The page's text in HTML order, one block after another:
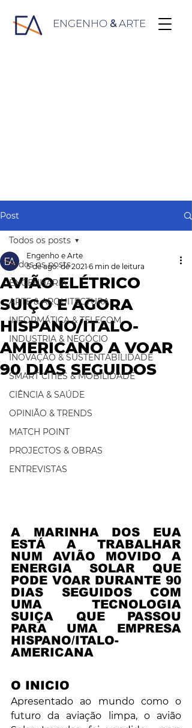
ENGENHO &ARTE
Post
Todos os posts
ENGENHARIA
ARTE & ARQUITECTURA
INFORMÁTICA & TELECOM
INDUSTRIA & NEGÓCIO
INOVAÇÃO & SUSTENTABILIDADE
SMART CITIES & MOBILIDADE
CIÊNCIA & SAÚDE
OPINIÃO & TRENDS
MATCH POINT
PROJECTOS & OBRAS
ENTREVISTAS
Todos os posts
AVIÃO ELÉTRICO
SUIÇO E AGORA
HISPANO/ITALO-
AMERICANO A VOAR
90 DIAS SEGUIDOS
Engenho e Arte
5 de ago. de 2021 6 min de leitura
A MARINHA DOS EUA
ESTÁ A TRABALHAR
NUM AVIÃO MOVIDO A
ENERGIA SOLAR QUE
PODE VOAR DURANTE 90
DIAS SEGUIDOS COM
UMA TECNOLOGIA
SUIÇA QUE PASSOU
PARA UMA EMPRESA
HISPANO/ITALO-
AMERICANA
O INICIO
Apresentado ao mundo como o
futuro da aviação limpa, o avião